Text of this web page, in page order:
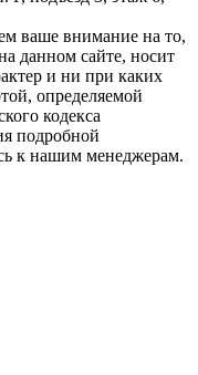
ваше внимание на то,
данном сайте, носит
и ни при каких
определяемой
кодекса
подробной
к нашим менеджерам.